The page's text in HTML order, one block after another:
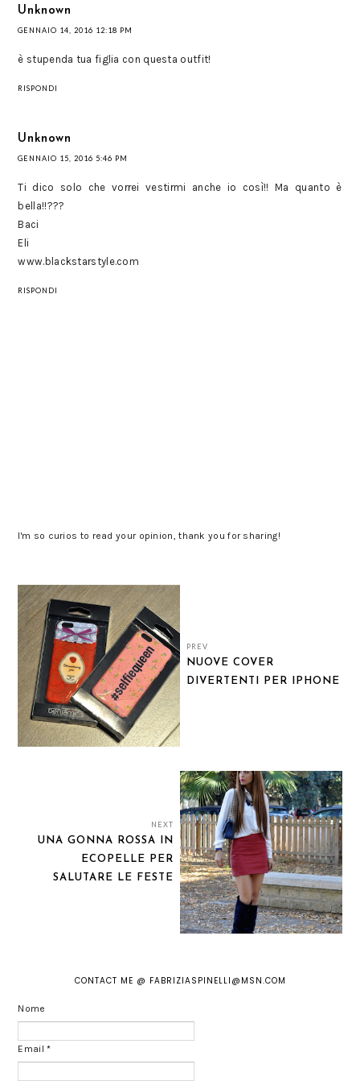
Unknown
GENNAIO 14, 2016 12:18 PM
è stupenda tua figlia con questa outfit!
RISPONDI
Unknown
GENNAIO 15, 2016 5:46 PM
Ti dico solo che vorrei vestirmi anche io così!! Ma quanto è
bella!!???
Baci
Eli
www.blackstarstyle.com
RISPONDI
I'm so curios to read your opinion, thank you for sharing!
PREV
NUOVE COVER
DIVERTENTI PER IPHONE
NEXT
UNA GONNA ROSSA IN
ECOPELLE PER
SALUTARE LE FESTE
CONTACT ME @ FABRIZIASPINELLI@MSN.COM
Nome
Email*